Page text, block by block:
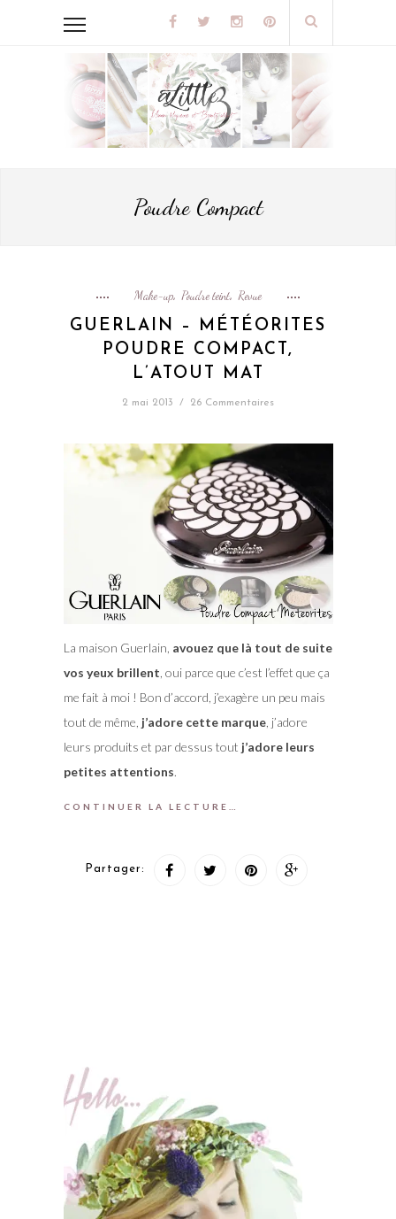
Poudre Compact
Make-up, Poudre teint, Revue
GUERLAIN – MÉTÉORITES
POUDRE COMPACT,
L’ATOUT MAT
2 mai 2013 / 26 Commentaires
La maison Guerlain, avouez que là tout de suite
vos yeux brillent , oui parce que c’est l’effet que ça
me fait à moi ! Bon d’accord, j’exagère un peu mais
tout de même, j’adore cette marque, j’adore
leurs produits et par dessus tout j’adore leurs
petites attentions.
CONTINUER LA LECTURE…
Partager: